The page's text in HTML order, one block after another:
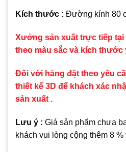
Kích thước : Đường kính 80
Xưởng sản xuất trực tiếp tại
theo màu sắc và kích thước
Đối với hàng đặt theo yêu
thiết kế 3D để khách xác
sản xuất .
Lưu ý : Giá sản phẩm chưa
khách vui lòng cộng thêm 8 %